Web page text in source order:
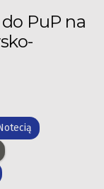
PuP na